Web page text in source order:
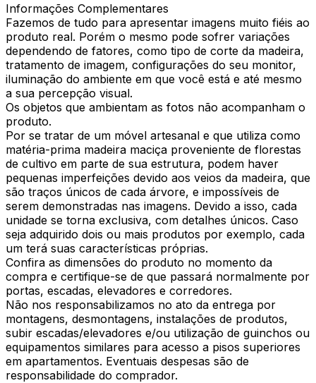
Informações Complementares
Fazemos de tudo para apresentar imagens muito fiéis ao
produto real. Porém o mesmo pode sofrer variações
dependendo de fatores, como tipo de corte da madeira,
tratamento de imagem, configurações do seu monitor,
iluminação do ambiente em que você está e até mesmo
a sua percepção visual.
Os objetos que ambientam as fotos não acompanham o
produto.
Por se tratar de um móvel artesanal e que utiliza como
matéria-prima madeira maciça proveniente de florestas
de cultivo em parte de sua estrutura, podem haver
pequenas imperfeições devido aos veios da madeira, que
são traços únicos de cada árvore, e impossíveis de
serem demonstradas nas imagens. Devido a isso, cada
unidade se torna exclusiva, com detalhes únicos. Caso
seja adquirido dois ou mais produtos por exemplo, cada
um terá suas características próprias.
Confira as dimensões do produto no momento da
compra e certifique-se de que passará normalmente por
portas, escadas, elevadores e corredores.
Não nos responsabilizamos no ato da entrega por
montagens, desmontagens, instalações de produtos,
subir escadas/elevadores e/ou utilização de guinchos ou
equipamentos similares para acesso a pisos superiores
em apartamentos. Eventuais despesas são de
responsabilidade do comprador.